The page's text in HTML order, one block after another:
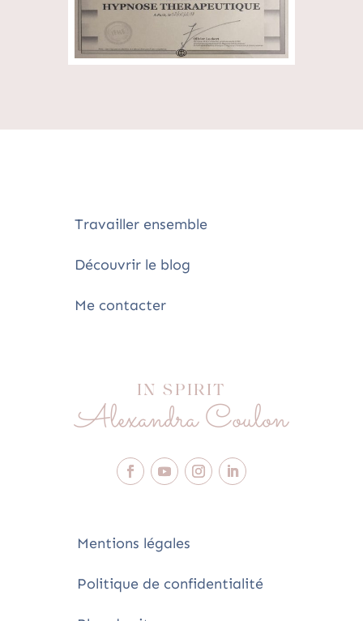
Travailler ensemble
Découvrir le blog
Me contacter
IN SPIRIT
Alexandra Coulon
Mentions légales
Politique de confidentialité